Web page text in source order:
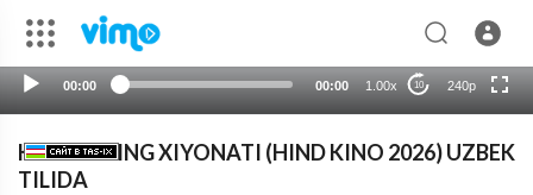
00:00 00:00 1.00x 10 240p
HD
KAMPIRNING XIYONATI (HIND KINO 2026) UZBEK
TILIDA